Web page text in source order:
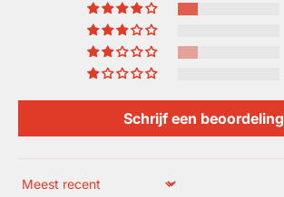
Schrijf een beoordeling
Sort by